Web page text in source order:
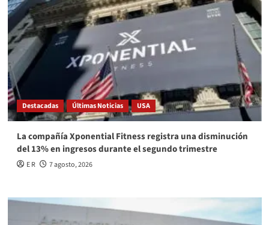
Destacadas Últimas Noticias USA
La compañía Xponential Fitness registra una disminución
del 13% en ingresos durante el segundo trimestre
E R 7 agosto, 2026